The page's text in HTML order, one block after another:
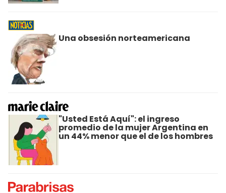
Una obsesión norteamericana
"Usted Está Aquí": el ingreso
promedio de la mujer Argentina en
un 44% menor que el de los hombres